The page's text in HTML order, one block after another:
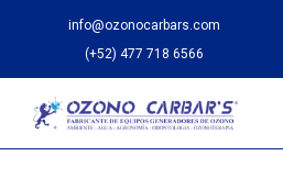
info@ozonocarbars.com
(+52) 477 718 6566